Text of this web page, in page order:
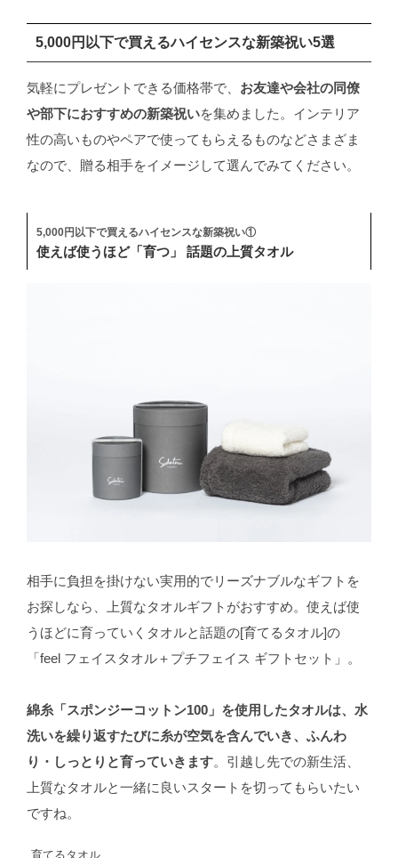
5,000円以下で買えるハイセンスな新築祝い5選
気軽にプレゼントできる価格帯で、 お友達や会社の同僚
や部下におすすめの新築祝いを集めました。インテリア
性の高いものやペアで使ってもらえるものなどさまざま
なので、贈る相手をイメージして選んでみてください。
5,000円以下で買えるハイセンスな新築祝い①
使えば使うほど「育つ」 話題の上質タオル
相手に負担を掛けない実用的でリーズナブルなギフトを
お探しなら、上質なタオルギフトがおすすめ。使えば使
うほどに育っていくタオルと話題の[育てるタオル]の
「feel フェイスタオル＋プチフェイス ギフトセット」。
綿糸「スポンジーコットン100」を使用したタオルは、水
洗いを繰り返すたびに糸が空気を含んでいき、ふんわ
り・しっとりと育っていきます。引越し先での新生活、
上質なタオルと一緒に良いスタートを切ってもらいたい
ですね。
育てるタオル